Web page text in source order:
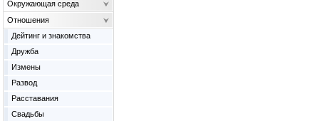
Окружающая среда
Отношения
Дейтинг и знакомства
Дружба
Измены
Развод
Расставания
Свадьбы